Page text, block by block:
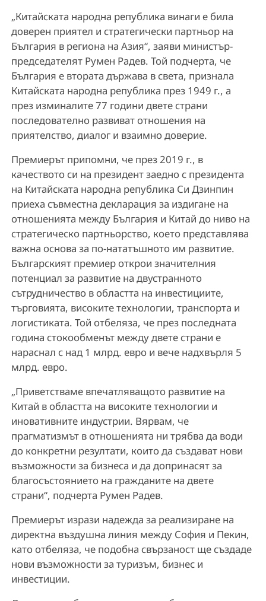
„Китайската народна република винаги е била
доверен приятел и стратегически партньор на
България в региона на Азия“, заяви министър-
председателят Румен Радев. Той подчерта, че
България е втората държава в света, признала
Китайската народна република през 1949 г., а
през изминалите 77 години двете страни
последователно развиват отношения на
приятелство, диалог и взаимно доверие.
Премиерът припомни, че през 2019 г., в
качеството си на президент заедно с президента
на Китайската народна република Си Дзинпин
приеха съвместна декларация за издигане на
отношенията между България и Китай до ниво на
стратегическо партньорство, което представлява
важна основа за по-нататъшното им развитие.
Българският премиер открои значителния
потенциал за развитие на двустранното
сътрудничество в областта на инвестициите,
търговията, високите технологии, транспорта и
логистиката. Той отбеляза, че през последната
година стокообменът между двете страни е
нараснал с над 1 млрд. евро и вече надхвърля 5
млрд. евро.
„Приветстваме впечатляващото развитие на
Китай в областта на високите технологии и
иновативните индустрии. Вярвам, че
прагматизмът в отношенията ни трябва да води
до конкретни резултати, които да създават нови
възможности за бизнеса и да допринасят за
благосъстоянието на гражданите на двете
страни“, подчерта Румен Радев.
Премиерът изрази надежда за реализиране на
директна въздушна линия между София и Пекин,
като отбеляза, че подобна свързаност ще създаде
нови възможности за туризъм, бизнес и
инвестиции.